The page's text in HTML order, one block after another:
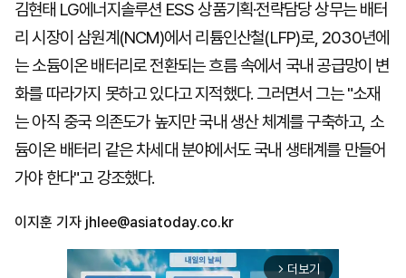
김현태 LG에너지솔루션 ESS 상품기획·전략담당 상무는 배터
리 시장이 삼원계(NCM)에서 리튬인산철(LFP)로, 2030년에
는 소듐이온 배터리로 전환되는 흐름 속에서 국내 공급망이 변
화를 따라가지 못하고 있다고 지적했다. 그러면서 그는 "소재
는 아직 중국 의존도가 높지만 국내 생산 체계를 구축하고, 소
듐이온 배터리 같은 차세대 분야에서도 국내 생태계를 만들어
가야 한다"고 강조했다.
이지훈 기자 jhlee@asiatoday.co.kr
arrow_forward_ios 더보기